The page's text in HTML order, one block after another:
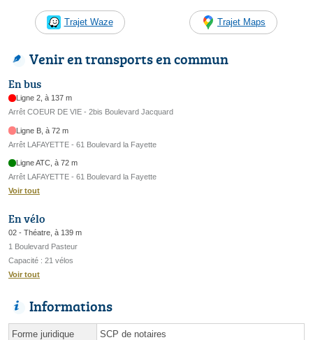
Trajet Waze Trajet Maps
Venir en transports en commun
En bus
Ligne 2, à 137 m
Arrêt COEUR DE VIE - 2bis Boulevard Jacquard
Ligne B, à 72 m
Arrêt LAFAYETTE - 61 Boulevard la Fayette
Ligne ATC, à 72 m
Arrêt LAFAYETTE - 61 Boulevard la Fayette
Voir tout
En vélo
02 - Théatre, à 139 m
1 Boulevard Pasteur
Capacité : 21 vélos
Voir tout
Informations
Forme juridique SCP de notaires